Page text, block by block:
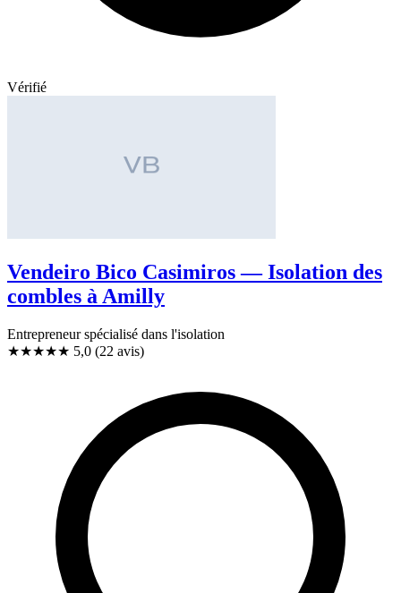
Vérifié
Vendeiro Bico Casimiros — Isolation des
combles à Amilly
Entrepreneur spécialisé dans l'isolation
★★★★★ 5,0 (22 avis)